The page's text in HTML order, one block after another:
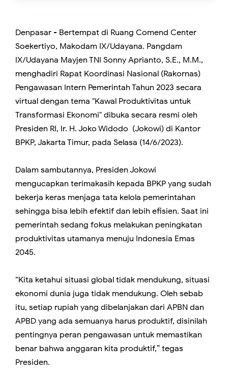
Denpasar - Bertempat di Ruang Comend Center
Soekertiyo, Makodam IX/Udayana. Pangdam
IX/Udayana Mayjen TNI Sonny Aprianto, S.E., M.M.,
menghadiri Rapat Koordinasi Nasional (Rakornas)
Pengawasan Intern Pemerintah Tahun 2023 secara
virtual dengan tema "Kawal Produktivitas untuk
Transformasi Ekonomi" dibuka secara resmi oleh
Presiden RI, Ir. H. Joko Widodo (Jokowi) di Kantor
BPKP, Jakarta Timur, pada Selasa (14/6/2023).
Dalam sambutannya, Presiden Jokowi
mengucapkan terimakasih kepada BPKP yang sudah
bekerja keras menjaga tata kelola pemerintahan
sehingga bisa lebih efektif dan lebih efisien. Saat ini
pemerintah sedang fokus melakukan peningkatan
produktivitas utamanya menuju Indonesia Emas
2045.
“Kita ketahui situasi global tidak mendukung, situasi
ekonomi dunia juga tidak mendukung. Oleh sebab
itu, setiap rupiah yang dibelanjakan dari APBN dan
APBD yang ada semuanya harus produktif, disinilah
pentingnya peran pengawasan untuk memastikan
benar bahwa anggaran kita produktif,” tegas
Presiden.